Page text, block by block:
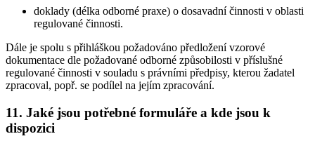
doklady (délka odborné praxe) o dosavadní činnosti v oblasti
regulované činnosti.
Dále je spolu s přihláškou požadováno předložení vzorové
dokumentace dle požadované odborné způsobilosti v příslušné
regulované činnosti v souladu s právními předpisy, kterou žadatel
zpracoval, popř. se podílel na jejím zpracování.
11. Jaké jsou potřebné formuláře a kde jsou k
dispozici